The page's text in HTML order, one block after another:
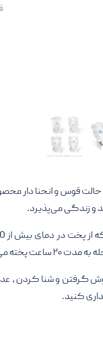
قوس و انحنا دار
و زندگی می‌پذیرد.
سنگ : مشکی.
و شنا کردن ، عدم
کنید.